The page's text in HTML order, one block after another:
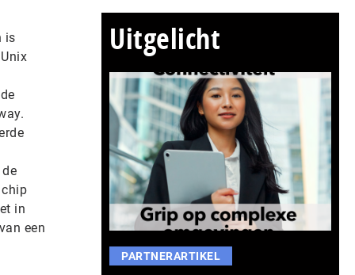
is
in
een
Uitgelicht
PARTNERARTIKEL